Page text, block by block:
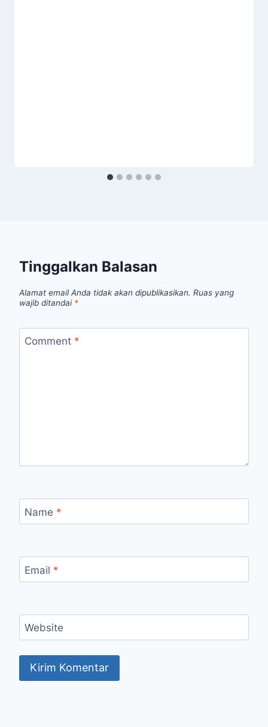
Tinggalkan Balasan
Alamat email Anda tidak akan dipublikasikan. Ruas yang
wajib ditandai *
Comment *
Name *
Email *
Website